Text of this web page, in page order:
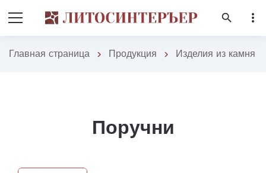
search more_vert
Главная страница chevron_right Продукция chevron_right Изделия из камня
Поручни